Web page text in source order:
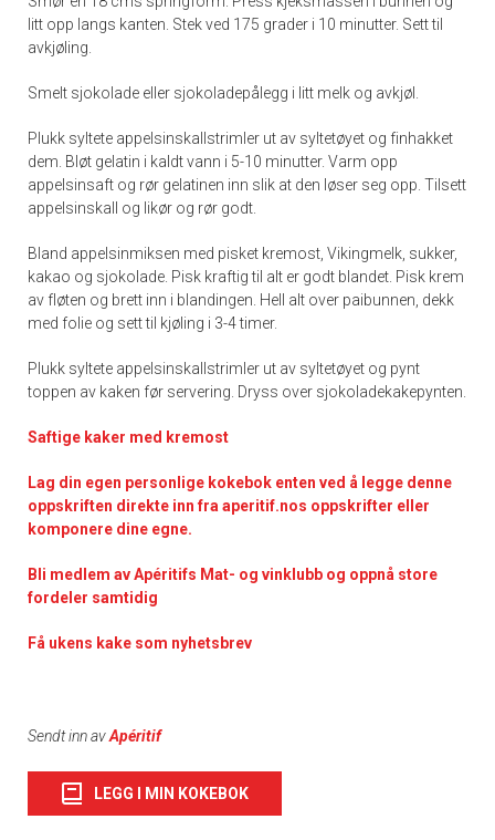
litt opp langs kanten. Stek ved 175 grader i 10 minutter. Sett til
avkjøling.
Smelt sjokolade eller sjokoladepålegg i litt melk og avkjøl.
Plukk syltete appelsinskallstrimler ut av syltetøyet og finhakket
dem. Bløt gelatin i kaldt vann i 5-10 minutter. Varm opp
appelsinsaft og rør gelatinen inn slik at den løser seg opp. Tilsett
appelsinskall og likør og rør godt.
Bland appelsinmiksen med pisket kremost, Vikingmelk, sukker,
kakao og sjokolade. Pisk kraftig til alt er godt blandet. Pisk krem
av fløten og brett inn i blandingen. Hell alt over paibunnen, dekk
med folie og sett til kjøling i 3-4 timer.
Plukk syltete appelsinskallstrimler ut av syltetøyet og pynt
toppen av kaken før servering. Dryss over sjokoladekakepynten.
Saftige kaker med kremost
Lag din egen personlige kokebok enten ved å legge denne
oppskriften direkte inn fra aperitif.nos oppskrifter eller
komponere dine egne.
Bli medlem av Apéritifs Mat- og vinklubb og oppnå store
fordeler samtidig
Få ukens kake som nyhetsbrev
Sendt inn avApéritif
LEGG I MIN KOKEBOK